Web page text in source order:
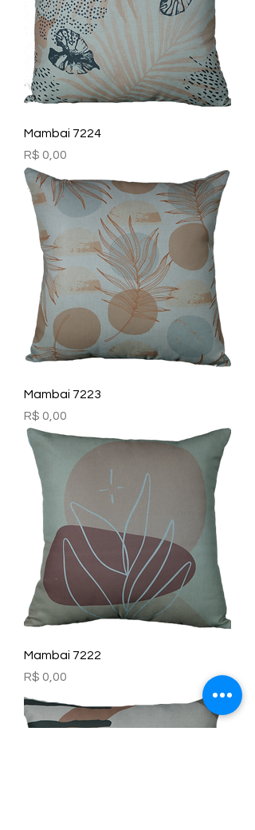
Mambai 7224
Preço
R$ 0,00
Mambai 7223
Preço
R$ 0,00
Mambai 7222
Preço
R$ 0,00